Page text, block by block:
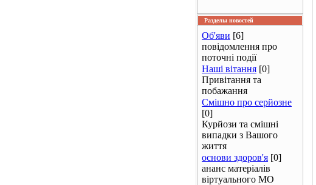
Разделы новостей
Об'яви [6]
повідомлення про
поточні події
Наші вітання [0]
Привітання та
побажання
Смішно про серйозне
[0]
Курйози та смішні
випадки з Вашого
життя
основи здоров'я [0]
ананс матеріалів
віртуального МО